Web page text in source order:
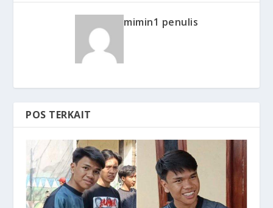
mimin1 penulis
POS TERKAIT